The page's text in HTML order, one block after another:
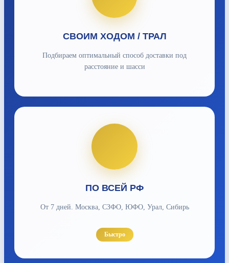
СВОИМ ХОДОМ / ТРАЛ
Подбираем оптимальный способ доставки под
расстояние и шасси
ПО ВСЕЙ РФ
От 7 дней. Москва, СЗФО, ЮФО, Урал, Сибирь
Быстро